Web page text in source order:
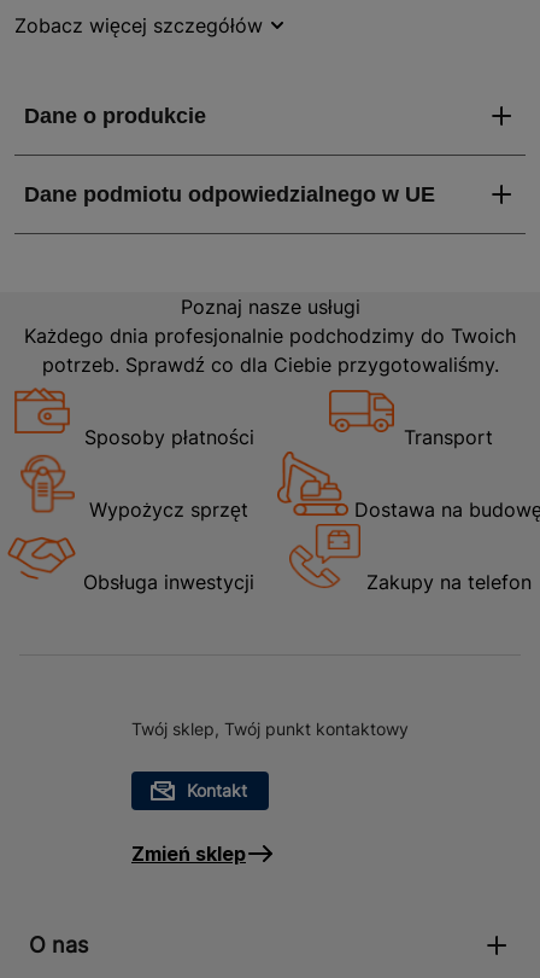
pozwala na idealne dopasowanie do każdej głowy, a
kompaktowy design sprawia, że latarka jest łatwa w
oczekiwania nawet najbardziej wymagających
Zobacz więcej szczegółów
Poznaj nasze usługi
Każdego dnia profesjonalnie podchodzimy do Twoich
potrzeb. Sprawdź co dla Ciebie przygotowaliśmy.
Sposoby płatności Transport
Wypożycz sprzęt Dostawa na
Obsługa inwestycji Zakupy na telefon
Twój sklep, Twój punkt kontaktowy
Kontakt
Zmień sklep
O nas